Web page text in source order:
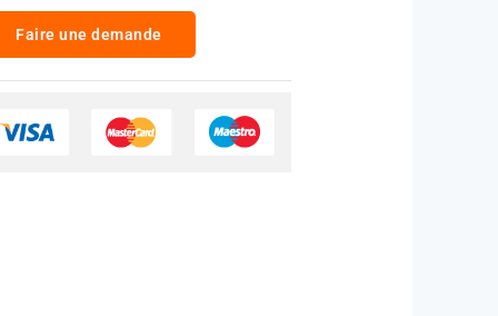
Faire une demande